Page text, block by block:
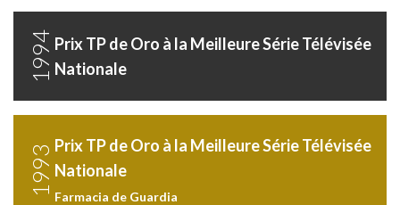
1994 Prix TP de Oro à la Meilleure Série Télévisée
Nationale
1993 Prix TP de Oro à la Meilleure Série Télévisée
Nationale
Farmacia de Guardia